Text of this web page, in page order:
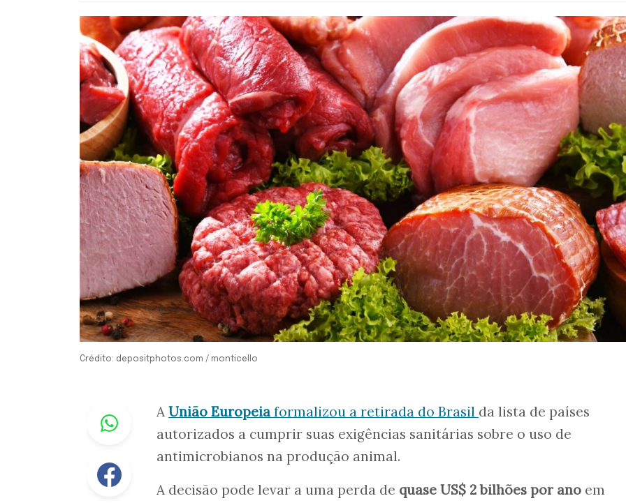
Crédito: depositphotos.com / monticello
Whastapp
Facebook
A União Europeia formalizou a retirada do Brasil da lista de países
autorizados a cumprir suas exigências sanitárias sobre o uso de
antimicrobianos na produção animal.
A decisão pode levar a uma perda de quase US$ 2 bilhões por ano em